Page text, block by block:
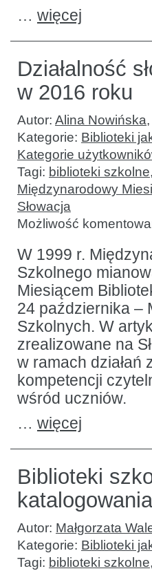
… więcej
Działalność
w 2016 roku
Autor: Alina Nowińska,
Kategorie: Biblioteki
Kategorie
Tagi: biblioteki szkolne,
Międzynarodowy
Słowacja
Możliwość
W 1999 r.
Szkolnego
Miesiącem
24 października –
Szkolnych. W
zrealizowane na
w ramach działań
kompetencji
wśród uczniów.
… więcej
Biblioteki
Autor: Małgorzata
Kategorie: Biblioteki
Tagi: biblioteki szkolne,